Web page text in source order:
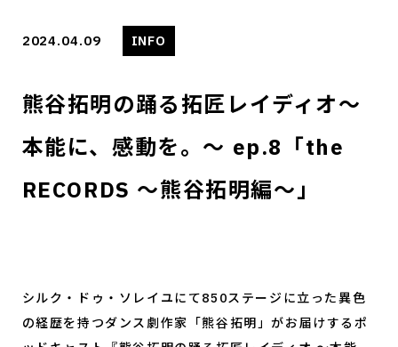
2024.04.09 INFO
熊谷拓明の踊る拓匠レイディオ〜
本能に、感動を。〜 ep.8「the
RECORDS ～熊谷拓明編～」
シルク・ドゥ・ソレイユにて850ステージに立った異色
の経歴を持つダンス劇作家「熊谷拓明」がお届けするポ